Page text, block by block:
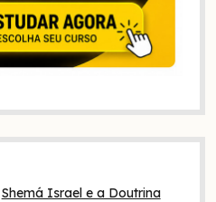
Shemá Israel e a Doutrina